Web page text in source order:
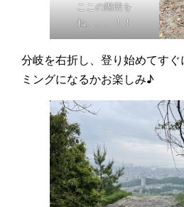
ここの階段を
ね、、、！！
分岐を右折し、登り始めてす
ミングになるかお楽しみ♪